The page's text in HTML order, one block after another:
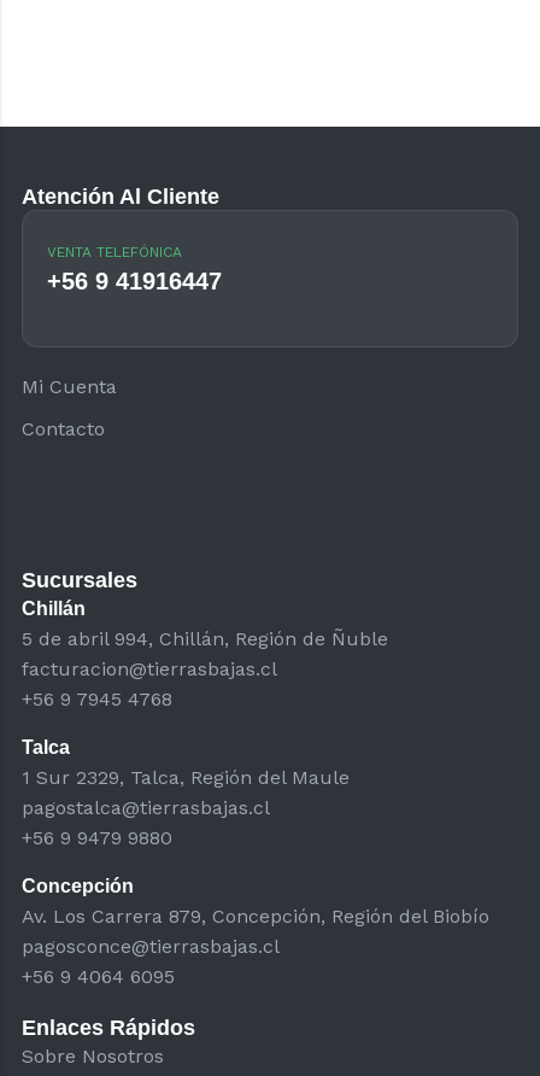
Sucursales
Chillán
5 de abril 994, Chillán, Región de Ñuble
facturacion@tierrasbajas.cl
+56 9 7945 4768
Talca
1 Sur 2329, Talca, Región del Maule
pagostalca@tierrasbajas.cl
+56 9 9479 9880
Concepción
Av. Los Carrera 879, Concepción, Región del Biobío
pagosconce@tierrasbajas.cl
+56 9 4064 6095
Enlaces Rápidos
Sobre Nosotros
Atención Al Cliente
VENTA TELEFÓNICA
+56 9 41916447
Mi Cuenta
Contacto